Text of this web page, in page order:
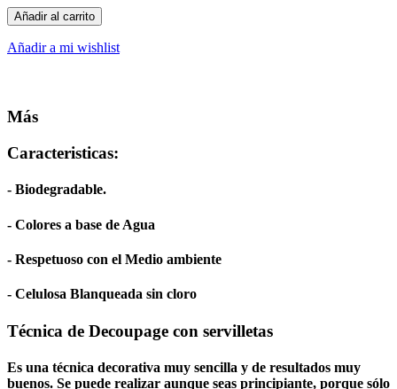
Añadir al carrito
Añadir a mi wishlist
Más
Caracteristicas:
- Biodegradable.
- Colores a base de Agua
- Respetuoso con el Medio ambiente
- Celulosa Blanqueada sin cloro
Técnica de Decoupage con servilletas
Es una técnica decorativa muy sencilla y de resultados muy
buenos. Se puede realizar aunque seas principiante, porque sólo